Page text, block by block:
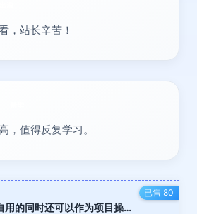
，站长辛苦！
，值得反复学习。
骚气的导航语音包，自用的同时还可以作为项目操作，月入8000+
已售 80